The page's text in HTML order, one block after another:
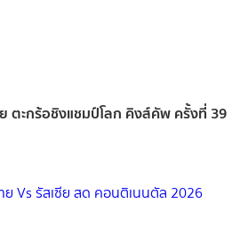
ตะกร้อชิงแชมป์โลก คิงส์คัพ ครั้งที่ 39